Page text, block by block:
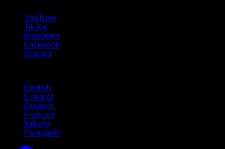
YouTube
TikTok
Instagram
Facebook
Discord
English
Español
Deutsch
Français
Italiano
Português